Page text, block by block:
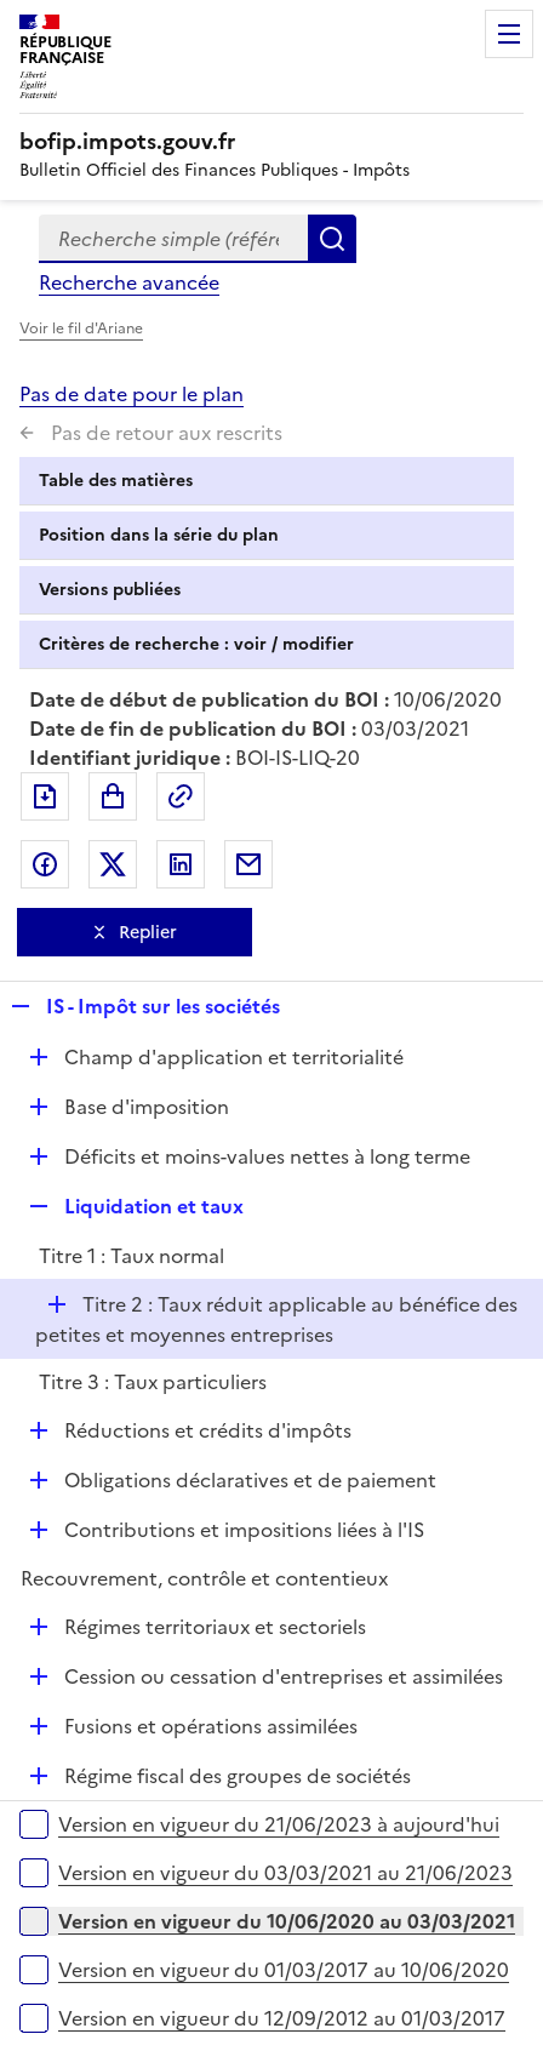
RÉPUBLIQUE
FRANÇAISE
bofip.impots.gouv.fr
Bulletin Officiel des Finances Publiques - Impôts
Formulaire
de
recherche
Recherche simple (références, mots clés, partie du
Recherche avancée
Voir le fil d'Ariane
Pas de date pour le plan
Pas de retour aux rescrits
Table des matières
Position dans la série du plan
Versions publiées
Critères de recherche : voir / modifier
Date de début de publication du BOI :10/06/2020
Date de fin de publication du BOI :03/03/2021
Identifiant juridique : BOI-IS-LIQ-20
Exporter le document au format pdf
Partager sur Facebook
Partager sur Twitter
Partager sur LinkedIn
Replier
p
l
i
e
IS - Impôt sur les sociétés
DChamp d'application et territorialité
D
e
r
Base d'imposition
D
l
i
e
r
Déficits et moins-values nettes à long terme
p
l
i
e
r
Liquidation et taux
Titre 1 : Taux normal
D
é
p
l
i
r
Titre 2 : Taux réduit applicable au bénéfice des
petites et moyennes entreprises
Titre 3 : Taux particuliers
D
e
Réductions et crédits d'impôts
D
i
Obligations déclaratives et de paiement
D
p
Contributions et impositions liées à l'IS
Recouvrement, contrôle et contentieux
D
r
Régimes territoriaux et sectoriels
D
e
Cession ou cessation d'entreprises et assimilées
D
e
Fusions et opérations assimilées
D
é
p
e
Régime fiscal des groupes de sociétés
Versions sur la période
Version en vigueur du 21/06/2023 à aujourd'hui
Version en vigueur du 03/03/2021 au 21/06/2023
Version en vigueur du 10/06/2020 au 03/03/2021
Version en vigueur du 01/03/2017 au 10/06/2020
Version en vigueur du 12/09/2012 au 01/03/2017